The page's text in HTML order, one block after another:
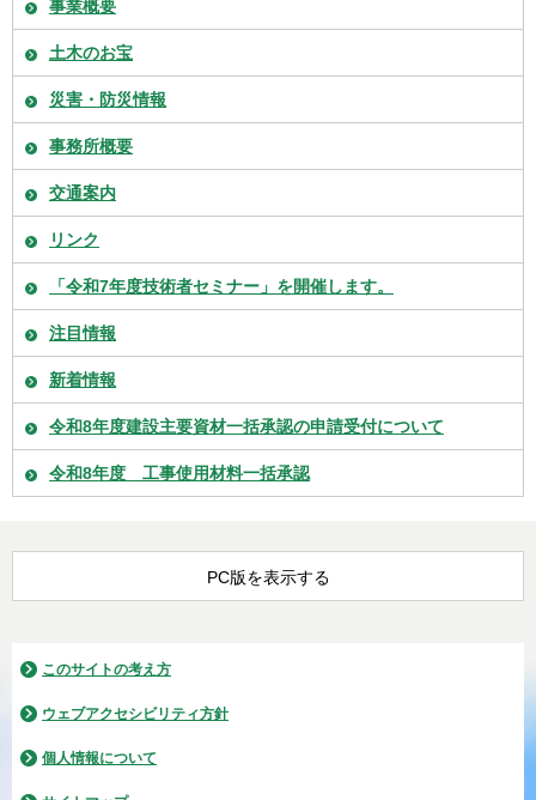
事業概要
土木のお宝
災害・防災情報
事務所概要
交通案内
リンク
「令和7年度技術者セミナー」を開催します。
注目情報
新着情報
令和8年度建設主要資材一括承認の申請受付について
令和8年度 工事使用材料一括承認
PC版を表示する
このサイトの考え方
ウェブアクセシビリティ方針
個人情報について